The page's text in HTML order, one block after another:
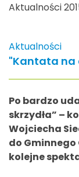
Aktualności
Aktualności
"Kantata na
Po bardzo
skrzydła” –
Wojciecha
do Gminnego
kolejne